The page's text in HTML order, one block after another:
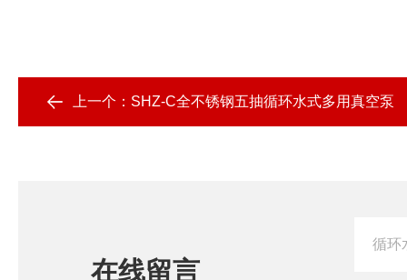
上一个： SHZ-C全不锈钢五抽循环水式多用真空泵
在线留言